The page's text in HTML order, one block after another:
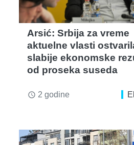
Arsić: Srbija za vreme
aktuelne vlasti
slabije ekonomske
od proseka suseda
access_time 2 godine